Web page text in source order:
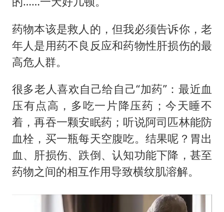
药物本该是救人的，但我必须告诉你，老
年人是用药不良反应和药物性肝损伤的最
高危人群。
很多老人喜欢自己给自己“加药”：最近血
压有点高，多吃一片降压药；今天睡不
着，再吞一颗安眠药；听说阿司匹林能防
血栓，买一瓶每天空腹吃。结果呢？胃出
血、肝损伤、跌倒、认知功能下降，甚至
药物之间的相互作用导致横纹肌溶解。